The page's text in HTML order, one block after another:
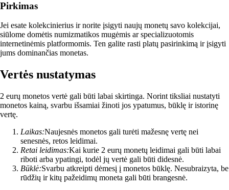
Pirkimas
Jei esate kolekcinierius ir norite įsigyti naujų monetų savo kolekcijai,
siūlome domėtis numizmatikos mugėmis ar specializuotomis
internetinėmis platformomis. Ten galite rasti platų pasirinkimą ir įsigyti
jums dominančias monetas.
Vertės nustatymas
2 eurų monetos vertė gali būti labai skirtinga. Norint tiksliai nustatyti
monetos kainą, svarbu išsamiai žinoti jos ypatumus, būklę ir istorinę
vertę.
Laikas:Naujesnės monetos gali turėti mažesnę vertę nei
senesnės, retos leidimai.
Retai leidimas:Kai kurie 2 eurų monetų leidimai gali būti labai
riboti arba ypatingi, todėl jų vertė gali būti didesnė.
Būklė:Svarbu atkreipti dėmesį į monetos būklę. Nesubraizyta, be
rūdžių ir kitų pažeidimų moneta gali būti brangesnė.